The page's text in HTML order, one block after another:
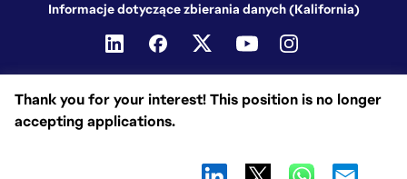
Thank you for your interest! This position is no longer
accepting applications.
Informacje dotyczące zbierania danych (Kalifornia)